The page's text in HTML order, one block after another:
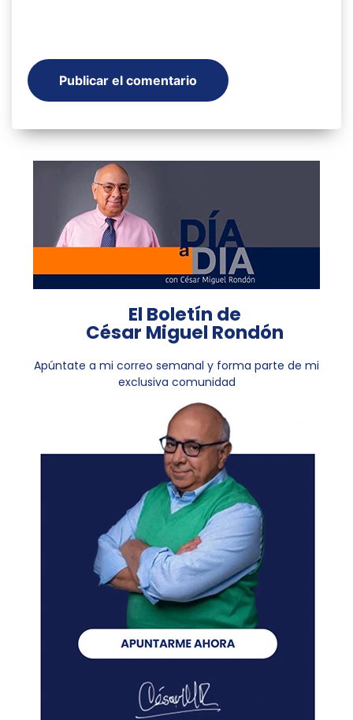
El Boletín de
César Miguel Rondón
Apúntate a mi correo semanal y forma parte de mi
exclusiva comunidad